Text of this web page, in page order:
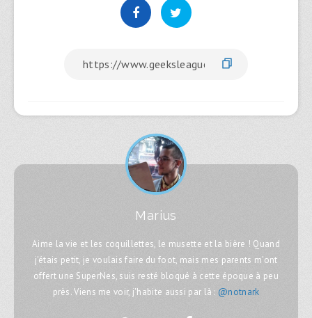
Marius
Aime la vie et les coquillettes, le musette et la bière ! Quand
j'étais petit, je voulais faire du foot, mais mes parents m'ont
offert une SuperNes, suis resté bloqué à cette époque à peu
près. Viens me voir, j'habite aussi par là : @notnark